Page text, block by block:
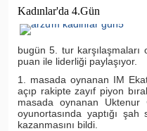
Kadınlar'da 4.Gün
bugün 5. tur
puan ile liderliği paylaşıyor.
1. masada oynanan IM
açıp rakipte zayıf piyon
masada oynanan Uktenur
oyunortasında yaptığı
kazanmasını bildi.